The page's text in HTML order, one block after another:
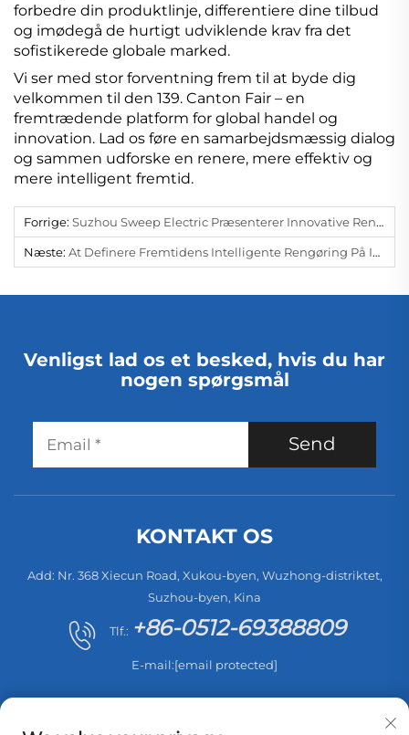
forbedre din produktlinje, differentiere dine tilbud
og imødegå de hurtigt udviklende krav fra det
sofistikerede globale marked.
Vi ser med stor forventning frem til at byde dig
velkommen til den 139. Canton Fair – en
fremtrædende platform for global handel og
innovation. Lad os føre en samarbejdsmæssig dialog
og sammen udforske en renere, mere effektiv og
mere intelligent fremtid.
Forrige: Suzhou Sweep Electric Præsenterer Innovative Rengøringsløsninger På Den 138. Canton Fair
Næste: At Definere Fremtidens Intelligente Rengøring På IFA Berlin 2025
Venligst lad os et besked, hvis du har
nogen spørgsmål
Send
KONTAKT OS
Add: Nr. 368 Xiecun Road, Xukou-byen, Wuzhong-distriktet,
Suzhou-byen, Kina
Tlf.: +86-0512-69388809
E-mail:[email protected]